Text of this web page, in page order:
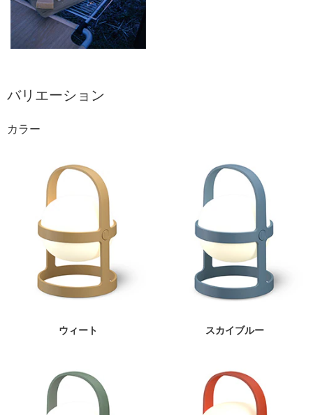
バリエーション
カラー
ウィート スカイブルー